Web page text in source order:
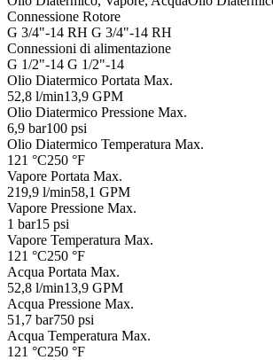
Connessione Rotore
G 3/4"-14 RH G 3/4"-14 RH
Connessioni di alimentazione
G 1/2"-14 G 1/2"-14
Olio Diatermico Portata Max.
52,8 l/min13,9 GPM
Olio Diatermico Pressione Max.
6,9 bar100 psi
Olio Diatermico Temperatura Max.
121 °C250 °F
Vapore Portata Max.
219,9 l/min58,1 GPM
Vapore Pressione Max.
1 bar15 psi
Vapore Temperatura Max.
121 °C250 °F
Acqua Portata Max.
52,8 l/min13,9 GPM
Acqua Pressione Max.
51,7 bar750 psi
Acqua Temperatura Max.
121 °C250 °F